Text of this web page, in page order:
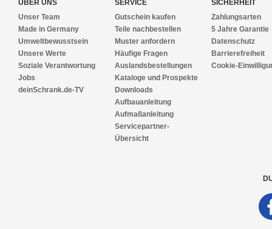
ÜBER UNS
Unser Team
Made in Germany
Umweltbewusstsein
Unsere Werte
Soziale Verantwortung
Jobs
deinSchrank.de-TV
SERVICE
Gutschein kaufen
Teile nachbestellen
Muster anfordern
Häufige Fragen
Auslandsbestellungen
Kataloge und Prospekte
Downloads
Aufbauanleitung
Aufmaßanleitung
Servicepartner-
Übersicht
SICHERHEIT
Zahlungsarten
5 Jahre Garantie
Datenschutz
Barrierefreiheit
Cookie-